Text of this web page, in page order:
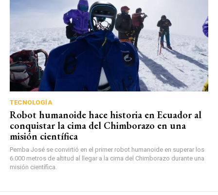
TECNOLOGÍA
Robot humanoide hace historia en Ecuador al
conquistar la cima del Chimborazo en una
misión científica
Pemba José se convirtió en el primer robot humanoide en superar los
6.000 metros de altitud al llegar a la cima del Chimborazo durante una
misión científica.